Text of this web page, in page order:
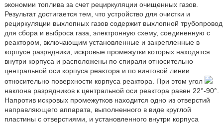
экономии топлива за счет рециркуляции очищенных газов.
Результат достигается тем, что устройство для очистки и
рециркуляции выхлопных газов содержит выхлопной трубопровод
для сбора и выброса газа, электронную схему, соединенную с
реактором, включающим установленные и закрепленные в
корпусе разрядники, искровые промежутки которых находятся
внутри корпуса и расположены по спирали относительно
центральной оси корпуса реактора и по винтовой линии
относительно поверхности корпуса реактора. При этом угол
наклона разрядников к центральной оси реактора равен 22°-90°.
Напротив искровых промежутков находится одно из отверстий
направляющего аппарата, выполненного в виде круглой
пластины с отверстиями, и установленного внутри корпуса